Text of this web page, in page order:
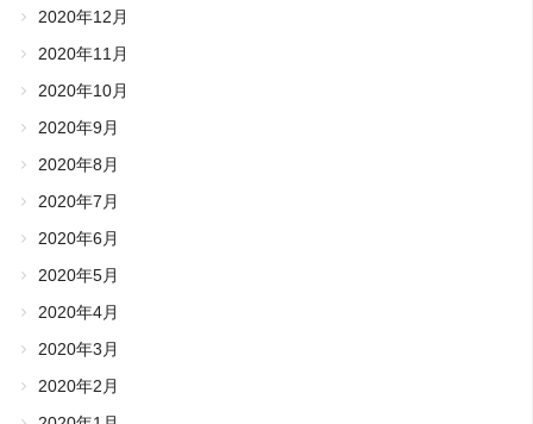
2020年12月
2020年11月
2020年10月
2020年9月
2020年8月
2020年7月
2020年6月
2020年5月
2020年4月
2020年3月
2020年2月